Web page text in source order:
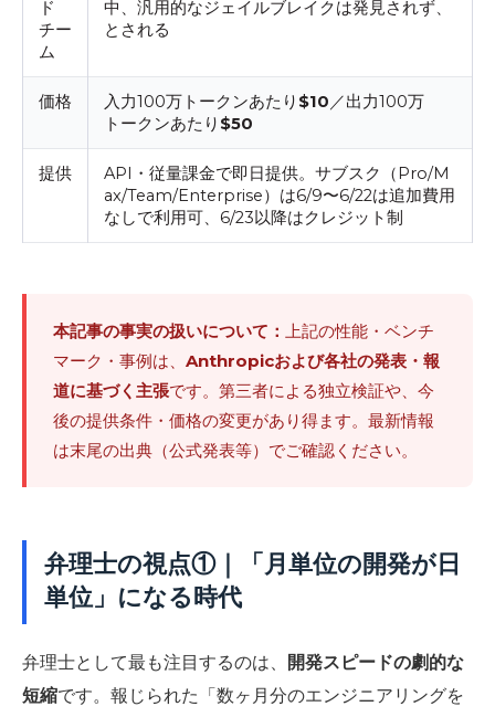
ド
チー
ム
中、汎用的なジェイルブレイクは発見されず、
とされる
価格 入力100万トークンあたり $10／出力100万
トークンあたり $50
提供
API・従量課金で即日提供。サブスク（Pro/M
ax/Team/Enterprise）は6/9〜6/22は追加費用
なしで利用可、6/23以降はクレジット制
本記事の事実の扱いについて： 上記の性能・ベンチ
マーク・事例は、 Anthropicおよび各社の発表・報
道に基づく主張です。第三者による独立検証や、今
後の提供条件・価格の変更があり得ます。最新情報
は末尾の出典（公式発表等）でご確認ください。
弁理士の視点①｜「月単位の開発が日
単位」になる時代
弁理士として最も注目するのは、
開発スピードの劇的な
短縮です。報じられた「数ヶ月分のエンジニアリングを